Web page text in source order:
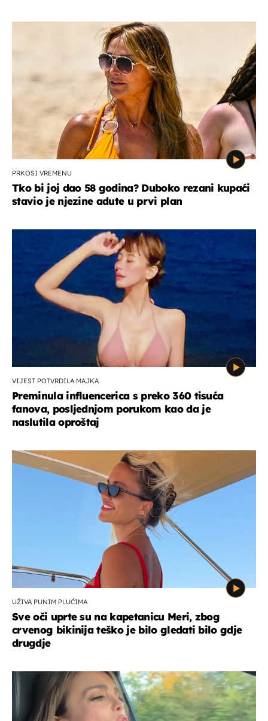
PRKOSI VREMENU
Tko bi joj dao 58 godina? Duboko rezani kupaći
stavio je njezine adute u prvi plan
VIJEST POTVRDILA MAJKA
Preminula influencerica s preko 360 tisuća
fanova, posljednjom porukom kao da je
naslutila oproštaj
UŽIVA PUNIM PLUĆIMA
Sve oči uprte su na kapetanicu Meri, zbog
crvenog bikinija teško je bilo gledati bilo gdje
drugdje